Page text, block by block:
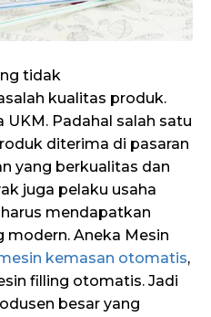
tidak
kualitas produk.
UKM. Padahal salah satu
diterima di pasaran
yang berkualitas dan
juga pelaku usaha
mendapatkan
modern. Aneka Mesin
kemasan otomatis,
filling otomatis. Jadi
besar yang